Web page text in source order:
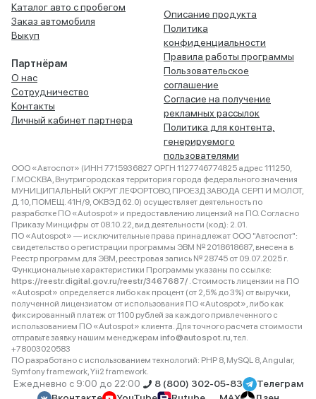
Каталог авто с пробегом
Заказ автомобиля
Выкуп
Партнёрам
О нас
Сотрудничество
Контакты
Личный кабинет партнера
Описание продукта
Политика
конфиденциальности
Правила работы программы
Пользовательское
соглашение
Согласие на получение
рекламных рассылок
Политика для контента,
генерируемого
пользователями
ООО «Автоспот» (ИНН 7715936827 ОРГН 1127746774825 адрес 111250,
Г.МОСКВА, Внутригородская территория города федерального значения
МУНИЦИПАЛЬНЫЙ ОКРУГ ЛЕФОРТОВО, ПРОЕЗД ЗАВОДА СЕРП И МОЛОТ,
Д. 10, ПОМЕЩ. 41Н/9, ОКВЭД 62.0) осуществляет деятельность по
разработке ПО «Autospot» и предоставлению лицензий на ПО. Согласно
Приказу Минцифры от 08.10.22, вид деятельности (код): 2.01.
ПО «Autospot» — исключительные права принадлежат ООО "Автоспот":
свидетельство о регистрации программы ЭВМ № 2018618687, внесена в
Реестр программ для ЭВМ, реестровая запись № 28745 от 09.07.2025 г.
Функциональные характеристики Программы указаны по ссылке:
https://reestr.digital.gov.ru/reestr/3467687/ . Стоимость лицензии на ПО
«Autospot» определяется либо как процент (от 2,5% до 3%) от выручки,
полученной лицензиатом от использования ПО «Autospot», либо как
фиксированный платеж от 1100 рублей за каждого привлеченного с
использованием ПО «Autospot» клиента. Для точного расчета стоимости
отправьте заявку нашим менеджерам info@autospot.ru, тел.
+78003020583
ПО разработано с использованием технологий: PHP 8, MySQL 8, Angular,
Symfony framework, Yii2 framework.
Ежедневно с 9:00 до 22:00 8 (800) 302-05-83
Телеграм